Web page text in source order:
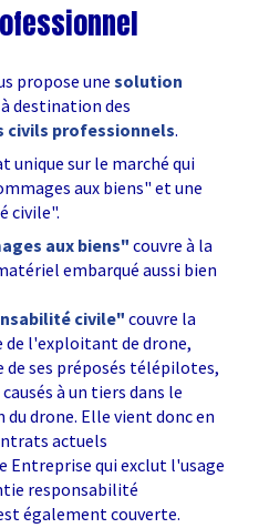
propose une solution
à destination des
professionnels. ​
unique sur le marché qui
aux biens" et une
civile".
aux biens" couvre à la
embarqué aussi bien
civile" couvre la
l'exploitant de drone,
de ses préposés télépilotes,
à un tiers dans le
drone. Elle vient donc en
actuels
Entreprise qui exclut l'usage
responsabilité
également couverte.